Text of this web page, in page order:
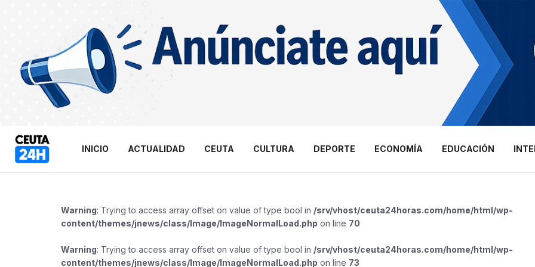
INICIO ACTUALIDAD CEUTA CULTURA DEPORTE ECONOMÍA EDUCACIÓN
Warning: Trying to access array offset on value of type bool in /srv/vhost/ceuta24horas.com/home/html/wp-
content/themes/jnews/class/Image/ImageNormalLoad.php on line 70
Warning: Trying to access array offset on value of type bool in /srv/vhost/ceuta24horas.com/home/html/wp-
content/themes/jnews/class/Image/ImageNormalLoad.php on line 73